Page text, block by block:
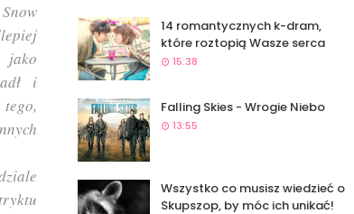
jako
i
14 romantycznych k-dram,
które roztopią Wasze serca
15:38
Falling Skies - Wrogie Niebo
13:55
Wszystko co musisz wiedzieć o
Skupszop, by móc ich unikać!